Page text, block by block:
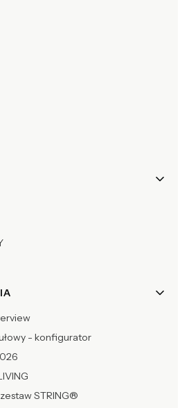
- konfigurator
STRING®